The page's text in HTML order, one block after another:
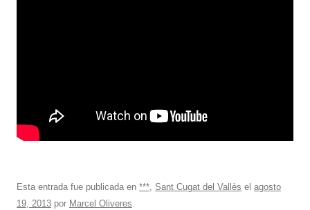
Esta entrada fue publicada en ***, Sant Cugat del Vallès el agosto
19, 2013 por Marcel Oliveres.